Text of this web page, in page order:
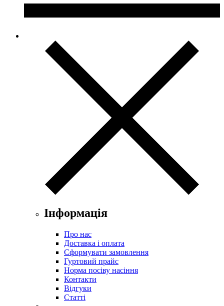
Інформація
Про нас
Доставка і оплата
Сформувати замовлення
Гуртовий прайс
Норма посіву насіння
Контакти
Відгуки
Статті